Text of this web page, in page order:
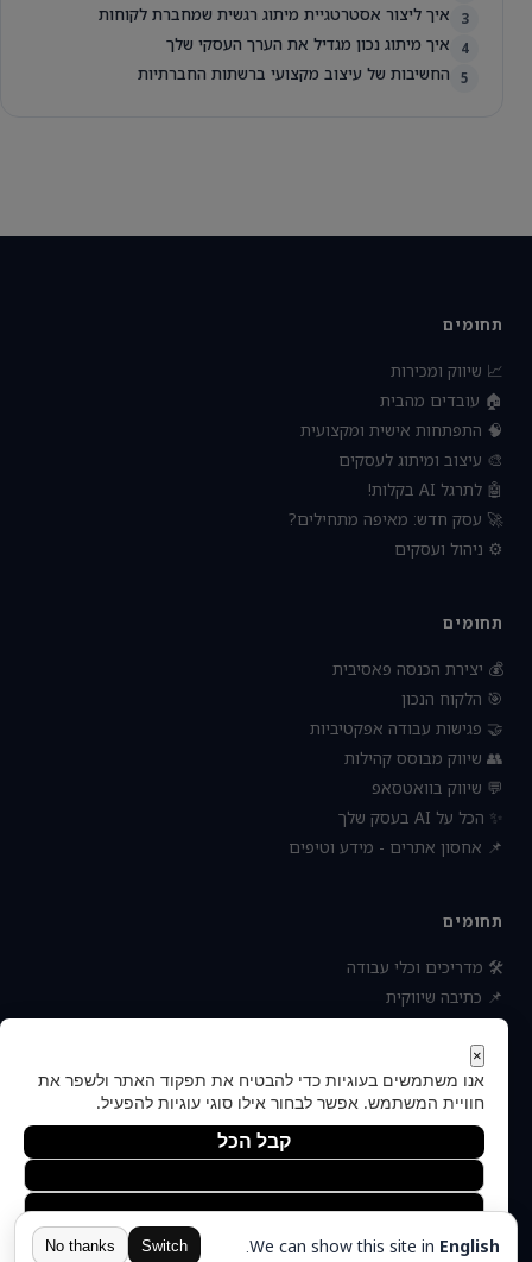
3 איך ליצור אסטרטגיית מיתוג רגשית שמחברת לקוחות
4 איך מיתוג נכון מגדיל את הערך העסקי שלך
5 החשיבות של עיצוב מקצועי ברשתות החברתיות
תחומים
📈 שיווק ומכירות
🏠 עובדים מהבית
🧠 התפתחות אישית ומקצועית
🎨 עיצוב ומיתוג לעסקים
🤖 לתרגל AI בקלות!
🚀 עסק חדש: מאיפה מתחילים?
⚙️ ניהול ועסקים
תחומים
💰 יצירת הכנסה פאסיבית
🎯 הלקוח הנכון
🤝 פגישות עבודה אפקטיביות
👥 שיווק מבוסס קהילות
💬 שיווק בוואטסאפ
✨ הכל על AI בעסק שלך
📌 אחסון אתרים - מידע וטיפים
תחומים
🛠 מדריכים וכלי עבודה
📌 כתיבה שיווקית
📌 socialbee מפלצת המדיה
📌 נטוורקינג וקשרים עסקיים
📌 חדשות כלכלה ועסקים
© 2026 — כל הזכויות
הוקם ומקודם ע"י:צימטים
הצהרת נגישותתקנון ותנאי שימושפרטיותאודות
יצירת קשר
×
אנו משתמשים בעוגיות כדי להבטיח את תפקוד האתר ולשפר את
חוויית המשתמש. אפשר לבחור אילו סוגי עוגיות להפעיל.
קבל הכל
העדפות
מדיניות הפרטיותWe can show this site in English
.
Switch
No thanks